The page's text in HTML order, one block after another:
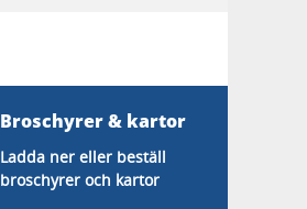
Broschyrer & kartor
Ladda ner eller beställ
broschyrer och kartor